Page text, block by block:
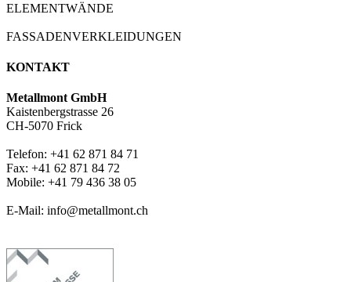
ELEMENTWÄNDE
FASSADENVERKLEIDUNGEN
KONTAKT
Metallmont GmbH
Kaistenbergstrasse 26
CH-5070 Frick
Telefon: +41 62 871 84 71
Fax: +41 62 871 84 72
Mobile: +41 79 436 38 05
E-Mail: info@metallmont.ch